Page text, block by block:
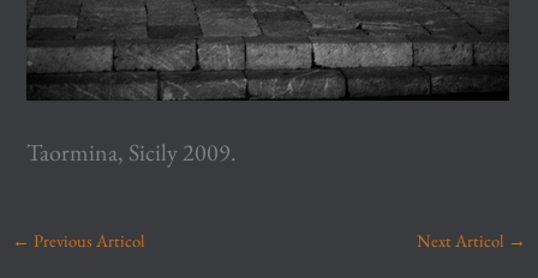
Taormina, Sicily 2009.
← Previous Articol Next Articol →